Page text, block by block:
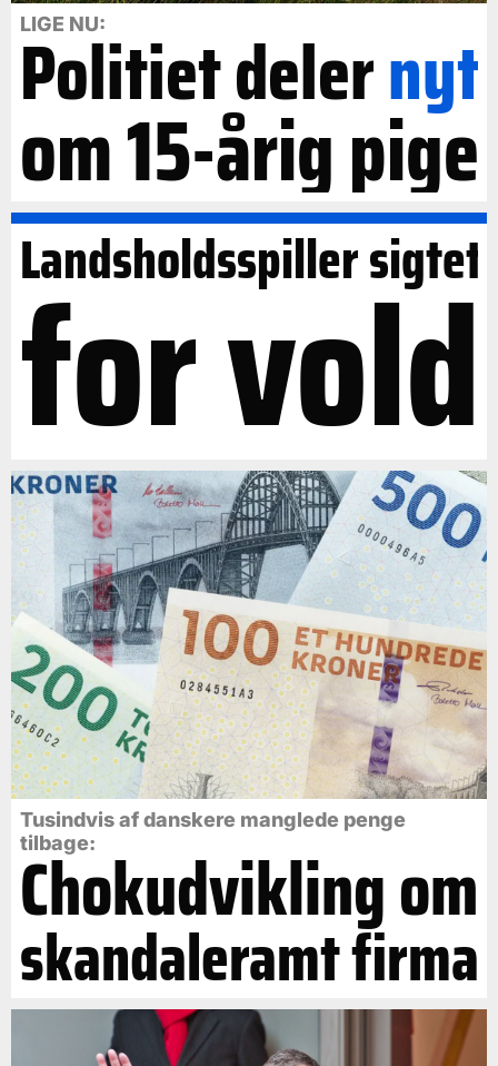
LIGE NU:
Politiet delernyt
om 15-årig pige
Landsholdsspiller sigtet
for vold
Tusindvis af danskere manglede penge
tilbage:
Chokudvikling om
skandaleramt firma